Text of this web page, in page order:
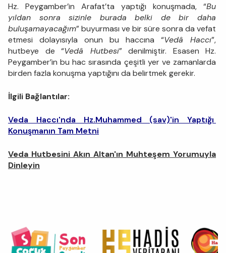
Hz. Peygamber’in Arafat’ta yaptığı konuşmada, “Bu
yıldan sonra sizinle burada belki de bir daha
buluşamayacağım” buyurması ve bir süre sonra da vefat
etmesi dolayısıyla onun bu haccına “Vedâ Haccı”,
hutbeye de “Vedâ Hutbesi” denilmiştir. Esasen Hz.
Peygamber’in bu hac sırasında çeşitli yer ve zamanlarda
birden fazla konuşma yaptığını da belirtmek gerekir.
İlgili Bağlantılar:
Veda Haccı'nda Hz.Muhammed (sav)'in Yaptığı
Konuşmanın Tam Metni
Veda Hutbesini Akın Altan'ın Muhteşem Yorumuyla
Dinleyin